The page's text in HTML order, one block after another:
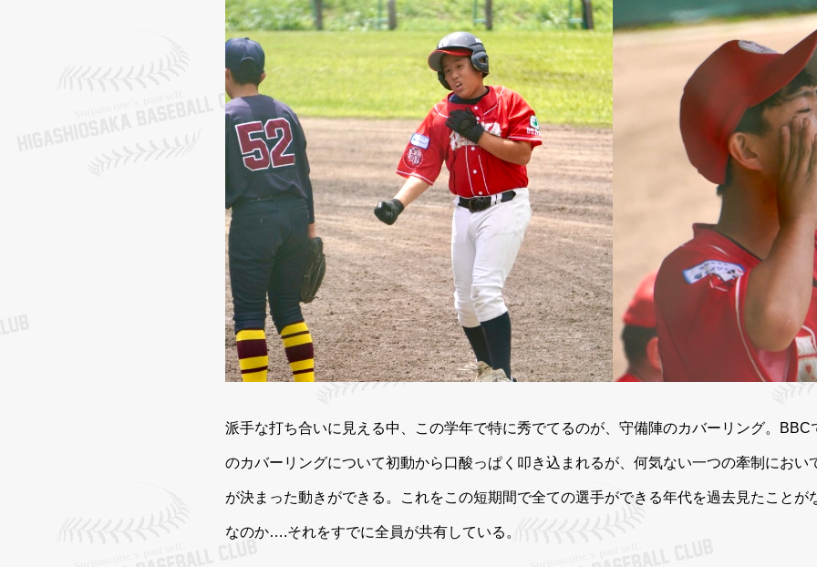
派手な打ち合いに見える中、この学年で特に秀でてるのが、守備陣のカバーリング。
のカバーリングについて初動から口酸っぱく叩き込まれるが、何気ない一つの牽制におい
が決まった動きができる。これをこの短期間で全ての選手ができる年代を過去見たことが
なのか….それをすでに全員が共有している。